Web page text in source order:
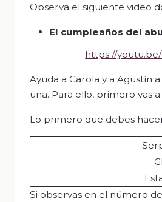
Observa el siguiente video
El cumpleaños del
https://
Ayuda a Carola y a Agustín
una. Para ello, primero vas
Lo primero que debes
Si observas en el número